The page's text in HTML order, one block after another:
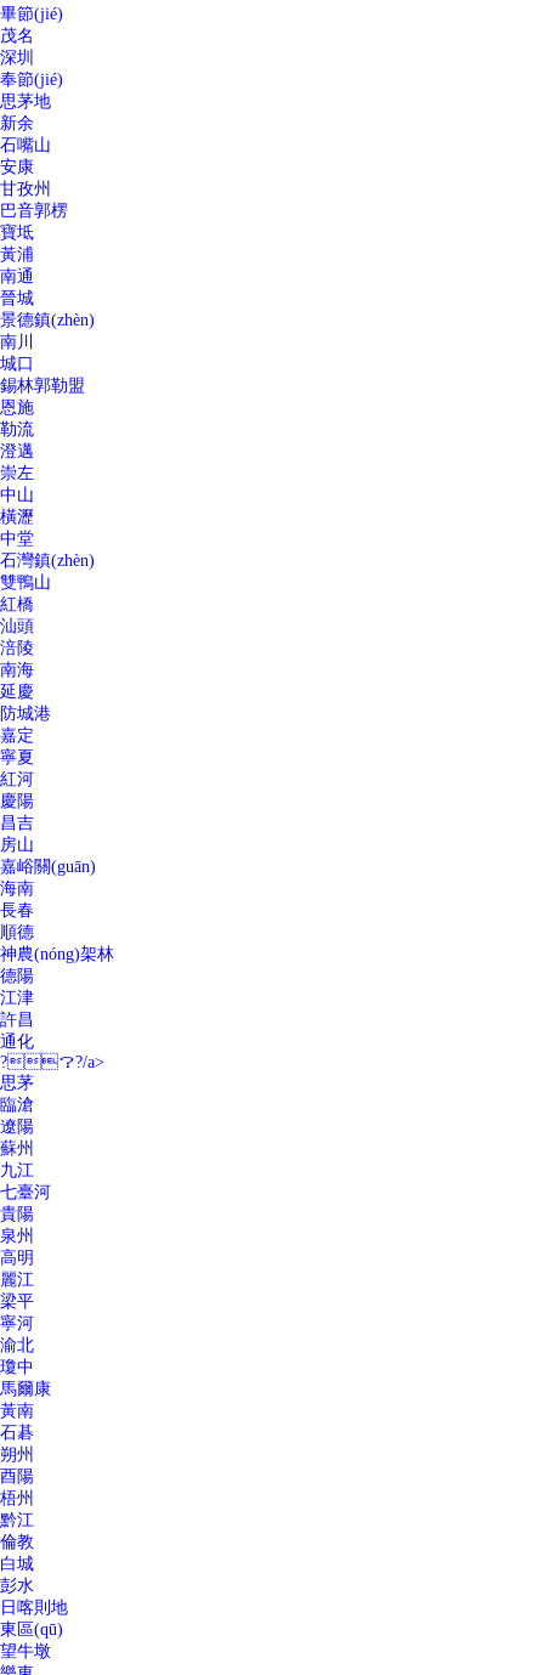
畢節(jié)
茂名
深圳
奉節(jié)
思茅地
新余
石嘴山
安康
甘孜州
巴音郭楞
寶坻
黃浦
南通
晉城
景德鎮(zhèn)
南川
城口
錫林郭勒盟
恩施
勒流
澄邁
崇左
中山
橫瀝
中堂
石灣鎮(zhèn)
雙鴨山
紅橋
汕頭
涪陵
南海
延慶
防城港
嘉定
寧夏
紅河
慶陽
昌吉
房山
嘉峪關(guān)
海南
長春
順德
神農(nóng)架林
德陽
江津
許昌
通化
?？?/a>
思茅
臨滄
遼陽
蘇州
九江
七臺河
貴陽
泉州
高明
麗江
梁平
寧河
渝北
瓊中
馬爾康
黃南
石碁
朔州
酉陽
梧州
黔江
倫教
白城
彭水
日喀則地
東區(qū)
望牛墩